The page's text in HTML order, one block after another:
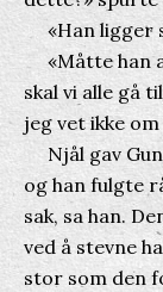
«Han ligger
«Måtte han
skal vi alle gå
jeg vet ikke
Njål gav
og han fulgte
sak, sa han.
ved å stevne
stor som den